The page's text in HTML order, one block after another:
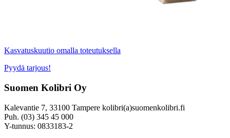
Kasvatuskuutio omalla toteutuksella
Pyydä tarjous!
Suomen Kolibri Oy
Kalevantie 7, 33100 Tampere kolibri(a)suomenkolibri.fi
Puh. (03) 345 45 000
Y-tunnus: 0833183-2